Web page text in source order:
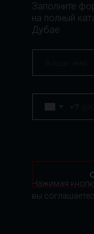
Нажимая
вы
+7
Заполните
на полный
Дубае